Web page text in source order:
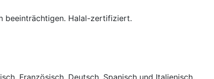
beeinträchtigen. Halal-zertifiziert.
Französisch, Deutsch, Spanisch und Italienisch.